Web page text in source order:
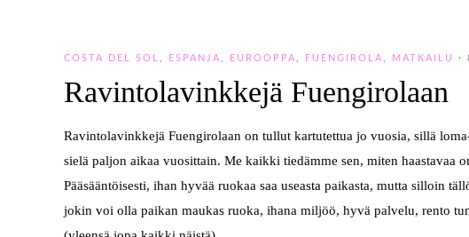
COSTA DEL SOL ESPANJA EUROOPPA FUENGIROLA MATKAILU ·
Ravintolavinkkejä Fuengirolaan
Ravintolavinkkejä Fuengirolaan on tullut kartutettua jo vuosia, sillä
sielä paljon aikaa vuosittain. Me kaikki tiedämme sen, miten haastavaa
Pääsääntöisesti, ihan hyvää ruokaa saa useasta paikasta, mutta silloin
jokin voi olla paikan maukas ruoka, ihana miljöö, hyvä palvelu, rento